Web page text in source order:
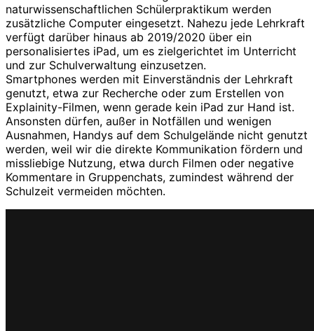
naturwissenschaftlichen Schülerpraktikum werden
zusätzliche Computer eingesetzt. Nahezu jede Lehrkraft
verfügt darüber hinaus ab 2019/2020 über ein
personalisiertes iPad, um es zielgerichtet im Unterricht
und zur Schulverwaltung einzusetzen.
Smartphones werden mit Einverständnis der Lehrkraft
genutzt, etwa zur Recherche oder zum Erstellen von
Explainity-Filmen, wenn gerade kein iPad zur Hand ist.
Ansonsten dürfen, außer in Notfällen und wenigen
Ausnahmen, Handys auf dem Schulgelände nicht genutzt
werden, weil wir die direkte Kommunikation fördern und
missliebige Nutzung, etwa durch Filmen oder negative
Kommentare in Gruppenchats, zumindest während der
Schulzeit vermeiden möchten.